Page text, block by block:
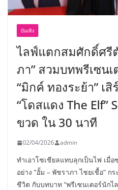
บันเทิง
ไลฟ์แตกสมศักดิ์ศรี
ภา” สวมบทพรีเซน
“มิกค์ ทองระย้า” เ
“โดสแดง The Elf”
ขวด ใน 30 นาที
02/04/2026 admin
ทำเอาโซเชียลแทบลุกเป็นไฟ เมื่
อย่าง “อั้ม – พัชราภา ไชยเชื้อ”
ชีวิต กับบทบาท “พรีเซนเตอร์นักไ